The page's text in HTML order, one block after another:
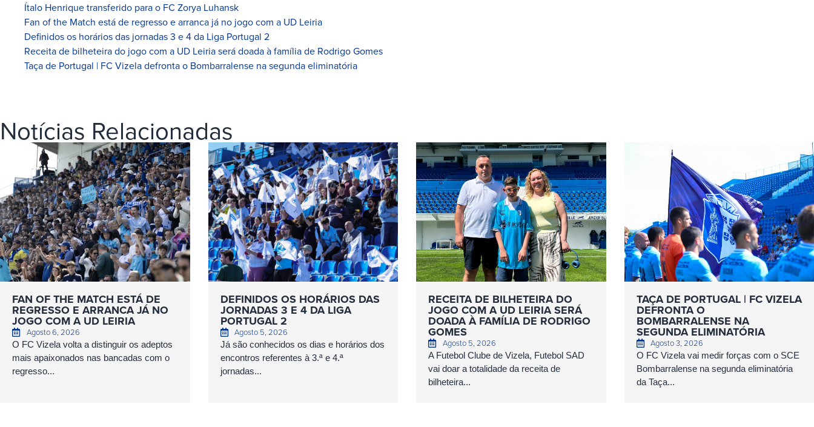
Ítalo Henrique transferido para o FC Zorya Luhansk
Fan of the Match está de regresso e arranca já no jogo com a UD Leiria
Definidos os horários das jornadas 3 e 4 da Liga Portugal 2
Receita de bilheteira do jogo com a UD Leiria será doada à família de Rodrigo Gomes
Taça de Portugal | FC Vizela defronta o Bombarralense na segunda eliminatória
Notícias Relacionadas
FAN OF THE MATCH ESTÁ DE
REGRESSO E ARRANCA JÁ NO
JOGO COM A UD LEIRIA
Agosto 6, 2026
O FC Vizela volta a distinguir os adeptos
mais apaixonados nas bancadas com o
regresso...
DEFINIDOS OS HORÁRIOS DAS
JORNADAS 3 E 4 DA LIGA
PORTUGAL 2
Agosto 5, 2026
Já são conhecidos os dias e horários dos
encontros referentes à 3.ª e 4.ª
jornadas...
RECEITA DE BILHETEIRA DO
JOGO COM A UD LEIRIA SERÁ
DOADA À FAMÍLIA DE RODRIGO
GOMES
Agosto 5, 2026
A Futebol Clube de Vizela, Futebol SAD
vai doar a totalidade da receita de
bilheteira...
TAÇA DE PORTUGAL | FC VIZELA
DEFRONTA O
BOMBARRALENSE NA
SEGUNDA ELIMINATÓRIA
Agosto 3, 2026
O FC Vizela vai medir forças com o SCE
Bombarralense na segunda eliminatória
da Taça...